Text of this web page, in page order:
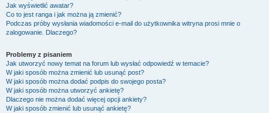
Jak wyświetlić awatar?
Co to jest ranga i jak można ją zmienić?
Podczas próby wysłania wiadomości e-mail do użytkownika witryna prosi mnie o
zalogowanie. Dlaczego?
Problemy z pisaniem
Jak utworzyć nowy temat na forum lub wysłać odpowiedź w temacie?
W jaki sposób można zmienić lub usunąć post?
W jaki sposób można dodać podpis do swojego posta?
W jaki sposób można utworzyć ankietę?
Dlaczego nie można dodać więcej opcji ankiety?
W jaki sposób zmienić lub usunąć ankietę?